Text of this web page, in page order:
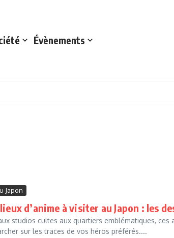
Évènements
Japon
d’anime à visiter au Japon : les
studios cultes aux quartiers emblématiques,
sur les traces de vos héros préférés....